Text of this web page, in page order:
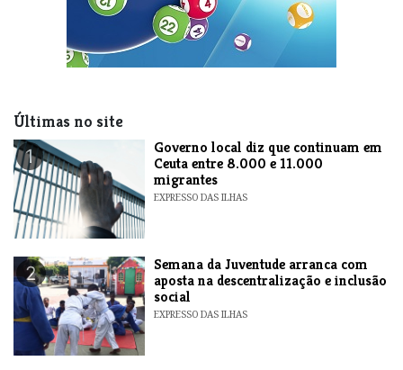
Últimas no site
1
​Governo local diz que continuam em
Ceuta entre 8.000 e 11.000
migrantes
EXPRESSO DAS ILHAS
2
Semana da Juventude arranca com
aposta na descentralização e inclusão
social
EXPRESSO DAS ILHAS